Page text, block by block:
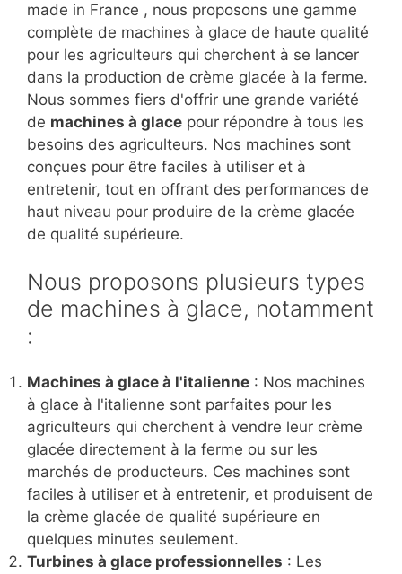
made in France , nous proposons une gamme
complète de machines à glace de haute qualité
pour les agriculteurs qui cherchent à se lancer
dans la production de crème glacée à la ferme.
Nous sommes fiers d'offrir une grande variété
de machines à glace pour répondre à tous les
besoins des agriculteurs. Nos machines sont
conçues pour être faciles à utiliser et à
entretenir, tout en offrant des performances de
haut niveau pour produire de la crème glacée
de qualité supérieure.
Nous proposons plusieurs types
de machines à glace, notamment
:
Machines à glace à l'italienne : Nos machines
à glace à l'italienne sont parfaites pour les
agriculteurs qui cherchent à vendre leur crème
glacée directement à la ferme ou sur les
marchés de producteurs. Ces machines sont
faciles à utiliser et à entretenir, et produisent de
la crème glacée de qualité supérieure en
quelques minutes seulement.
Turbines à glace professionnelles : Les